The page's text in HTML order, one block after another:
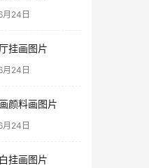
24日
挂画图片
24日
颜料画图片
24日
挂画图片